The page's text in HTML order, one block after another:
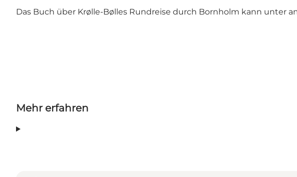
Das Buch über Krølle-Bølles Rundreise durch Bornholm kann unter
Mehr erfahren